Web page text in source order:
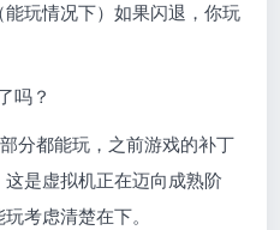
玩情况下）如果闪退，你玩
吗？
分都能玩，之前游戏的补丁
是虚拟机正在迈向成熟阶
考虑清楚在下。